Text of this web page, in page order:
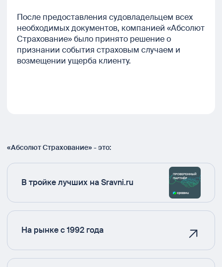
После предоставления судовладельцем всех
необходимых документов, компанией «Абсолют
Страхование» было принято решение о
признании события страховым случаем и
возмещении ущерба клиенту.
«Абсолют Страхование» - это:
В тройке лучших на Sravni.ru
На рынке с 1992 года